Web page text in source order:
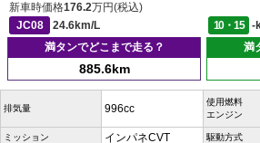
新車時価格176.2万円(税込)
JC08
24.6km/L 10・15
-
満タンでどこまで走る？
885.6km
満
排気量 996cc
使用燃料
エンジン
ミッション インパネCVT 駆動方式